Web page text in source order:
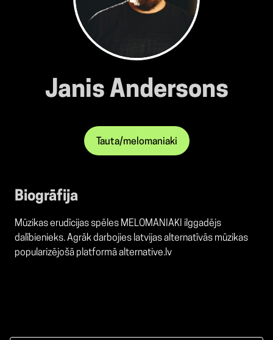
Janis Andersons
Tauta/melomaniaki
Biogrāfija
Mūzikas erudīcijas spēles MELOMANIAKI ilggadējs
dalībienieks. Agrāk darbojies latvijas alternatīvās mūzikas
popularizējošā platformā alternative.lv